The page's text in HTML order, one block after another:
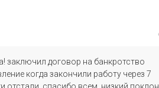
заключил договор на банкротство
когда закончили работу через 7